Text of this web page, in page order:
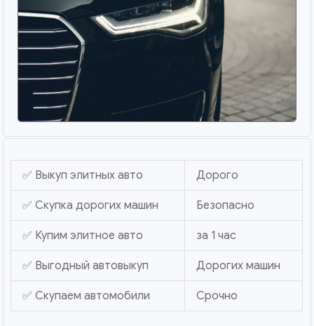
✅ Выкуп элитных авто Дорого
✅ Скупка дорогих машин Безопасно
✅ Купим элитное авто за 1 час
✅ Выгодный автовыкуп Дорогих машин
✅ Скупаем автомобили Срочно